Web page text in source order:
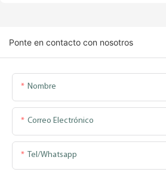
Ponte en contacto con nosotros
Nombre
Correo Electrónico
Tel/whatsapp